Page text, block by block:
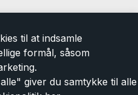
til at indsamle
formål, såsom
giver du samtykke til alle